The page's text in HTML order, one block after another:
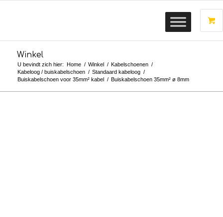
Winkel
U bevindt zich hier: Home / Winkel / Kabelschoenen /
Kabeloog / buiskabelschoen / Standaard kabeloog /
Buiskabelschoen voor 35mm² kabel / Buiskabelschoen 35mm² ø 8mm